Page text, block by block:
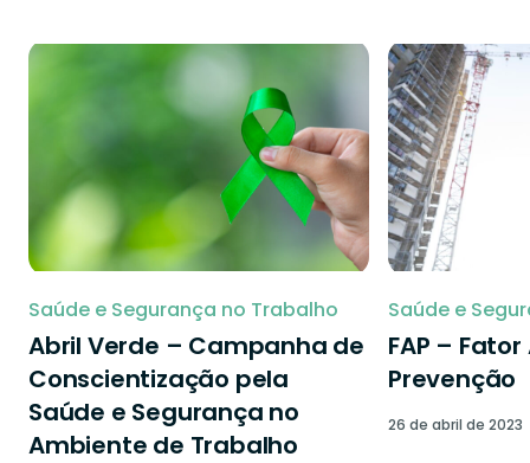
Saúde e Segurança no Trabalho
Abril Verde – Campanha de
Conscientização pela
Saúde e Segurança no
Ambiente de Trabalho
Saúde e
FAP –
Prevenção
26 de abril de 2023